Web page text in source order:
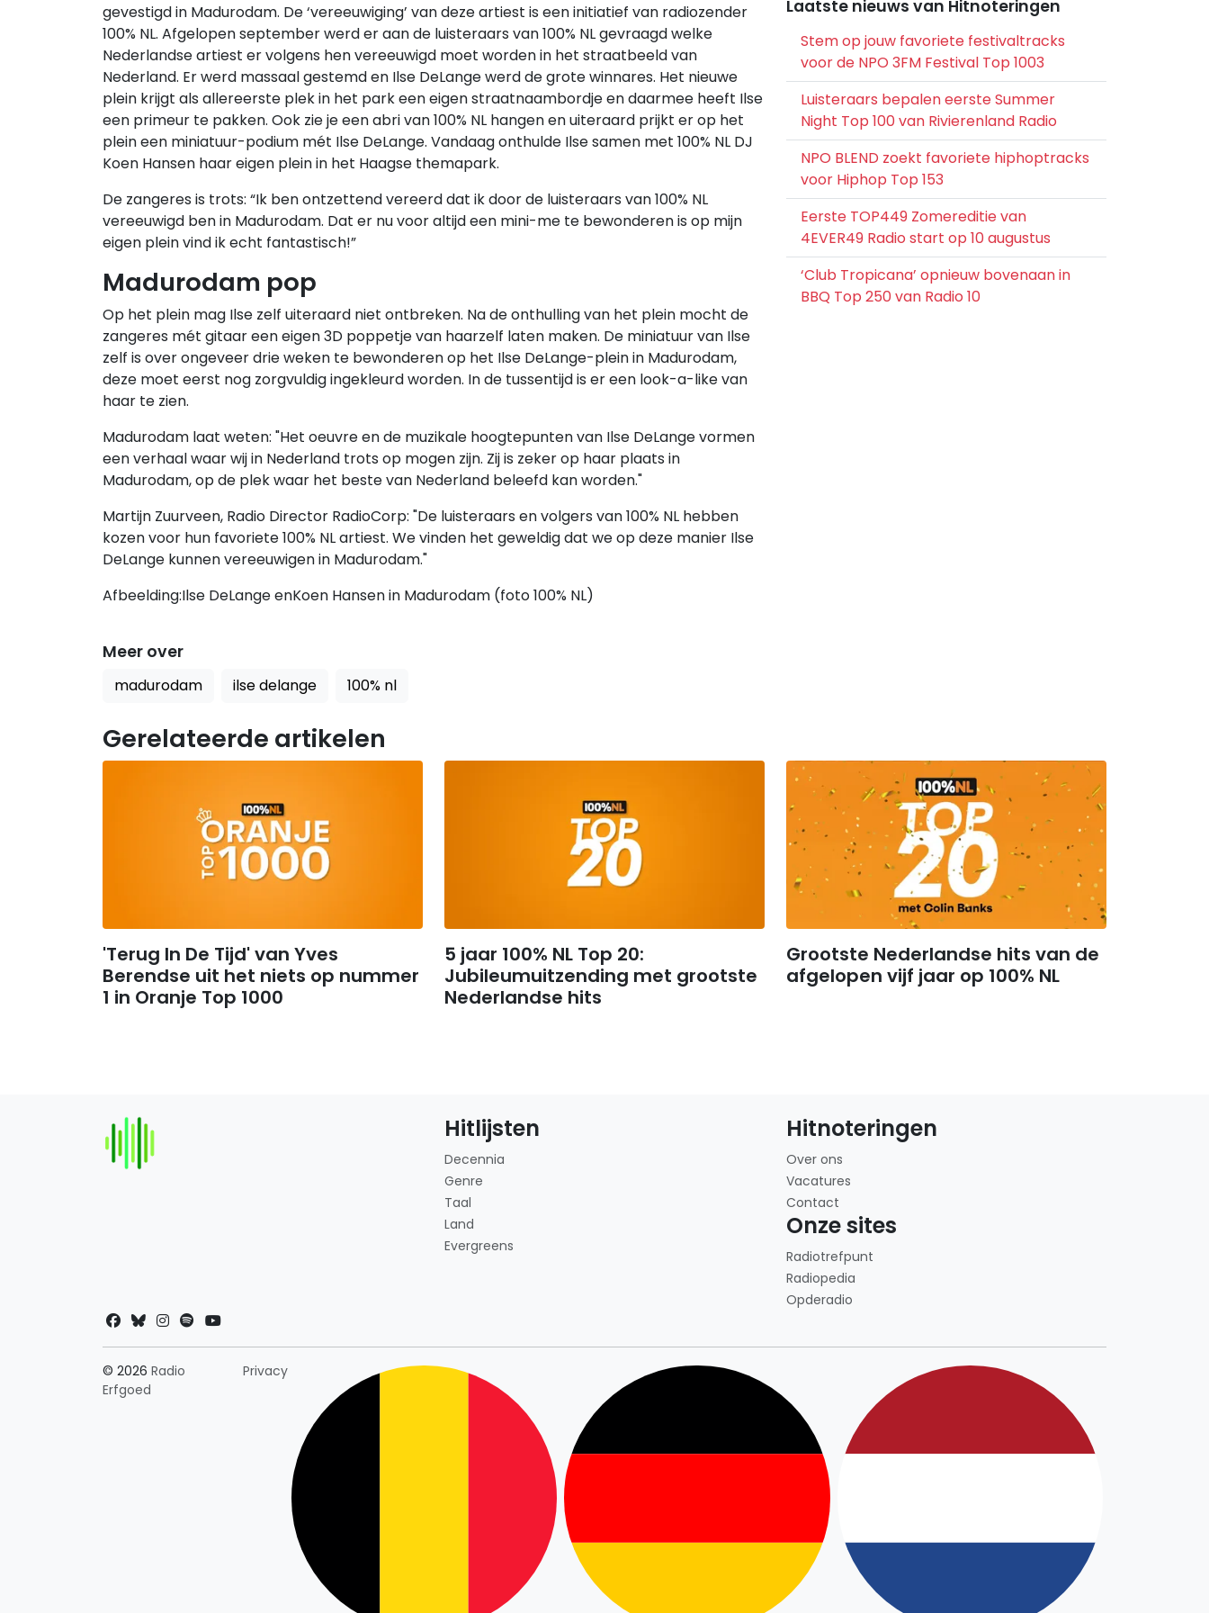
gevestigd in Madurodam. De ‘vereeuwiging’ van deze artiest is een initiatief van radiozender
100% NL. Afgelopen september werd er aan de luisteraars van 100% NL gevraagd welke
Nederlandse artiest er volgens hen vereeuwigd moet worden in het straatbeeld van
Nederland. Er werd massaal gestemd en Ilse DeLange werd de grote winnares. Het nieuwe
plein krijgt als allereerste plek in het park een eigen straatnaambordje en daarmee heeft Ilse
een primeur te pakken. Ook zie je een abri van 100% NL hangen en uiteraard prijkt er op het
plein een miniatuur-podium mét Ilse DeLange. Vandaag onthulde Ilse samen met 100% NL DJ
Koen Hansen haar eigen plein in het Haagse themapark.
De zangeres is trots: “Ik ben ontzettend vereerd dat ik door de luisteraars van 100% NL
vereeuwigd ben in Madurodam. Dat er nu voor altijd een mini-me te bewonderen is op mijn
eigen plein vind ik echt fantastisch!”
Madurodam pop
Op het plein mag Ilse zelf uiteraard niet ontbreken. Na de onthulling van het plein mocht de
zangeres mét gitaar een eigen 3D poppetje van haarzelf laten maken. De miniatuur van Ilse
zelf is over ongeveer drie weken te bewonderen op het Ilse DeLange-plein in Madurodam,
deze moet eerst nog zorgvuldig ingekleurd worden. In de tussentijd is er een look-a-like van
haar te zien.
Madurodam laat weten: "Het oeuvre en de muzikale hoogtepunten van Ilse DeLange vormen
een verhaal waar wij in Nederland trots op mogen zijn. Zij is zeker op haar plaats in
Madurodam, op de plek waar het beste van Nederland beleefd kan worden."
Martijn Zuurveen, Radio Director RadioCorp: "De luisteraars en volgers van 100% NL hebben
kozen voor hun favoriete 100% NL artiest. We vinden het geweldig dat we op deze manier Ilse
DeLange kunnen vereeuwigen in Madurodam."
Afbeelding:Ilse DeLange enKoen Hansen in Madurodam (foto 100% NL)
Laatste nieuws van Hitnoteringen
Stem op jouw favoriete festivaltracks
voor de NPO 3FM Festival Top 1003
Luisteraars bepalen eerste Summer
Night Top 100 van Rivierenland Radio
NPO BLEND zoekt favoriete hiphoptracks
voor Hiphop Top 153
Eerste TOP449 Zomereditie van
4EVER49 Radio start op 10 augustus
‘Club Tropicana’ opnieuw bovenaan in
BBQ Top 250 van Radio 10
Meer over
madurodam ilse delange 100% nl
Gerelateerde artikelen
'Terug In De Tijd' van Yves
Berendse uit het niets op nummer
1 in Oranje Top 1000
5 jaar 100% NL Top 20:
Jubileumuitzending met grootste
Nederlandse hits
Grootste Nederlandse hits van de
afgelopen vijf jaar op 100% NL
Hitlijsten
Decennia
Genre
Taal
Land
Evergreens
Hitnoteringen
Over ons
Vacatures
Contact
Onze sites
Radiotrefpunt
Radiopedia
Opderadio
© 2026 Radio
Erfgoed
PrivacyLandkeuze